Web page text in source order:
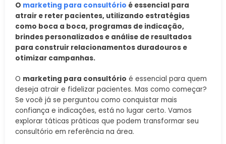
O marketing para consultório é essencial para
atrair e reter pacientes, utilizando estratégias
como boca a boca, programas de indicação,
brindes personalizados e análise de resultados
para construir relacionamentos duradouros e
otimizar campanhas.
O marketing para consultório é essencial para quem
deseja atrair e fidelizar pacientes. Mas como começar?
Se você já se perguntou como conquistar mais
confiança e indicações, está no lugar certo. Vamos
explorar táticas práticas que podem transformar seu
consultório em referência na área.